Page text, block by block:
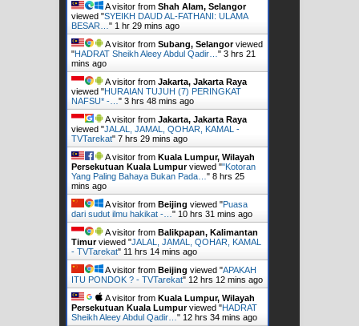
A visitor from Shah Alam, Selangor
viewed "SYEIKH DAUD AL-FATHANI: ULAMA
BESAR… " 1 hr 29 mins ago
A visitor from Subang, Selangorviewed
"HADRAT Sheikh Aleey Abdul Qadir… " 3 hrs 21
mins ago
A visitor from Jakarta, Jakarta Raya
viewed "HURAIAN TUJUH (7) PERINGKAT
NAFSU* -… " 3 hrs 48 mins ago
A visitor from Jakarta, Jakarta Raya
viewed "JALAL, JAMAL, QOHAR, KAMAL -
TVTarekat" 7 hrs 29 mins ago
A visitor from Kuala Lumpur, Wilayah
Persekutuan Kuala Lumpurviewed ""Kotoran
Yang Paling Bahaya Bukan Pada… " 8 hrs 25
mins ago
A visitor from Beijing viewed "Puasa
dari sudut ilmu hakikat -… " 10 hrs 31 mins ago
A visitor from Balikpapan, Kalimantan
Timurviewed "JALAL, JAMAL, QOHAR, KAMAL
- TVTarekat" 11 hrs 14 mins ago
A visitor from Beijing viewed "APAKAH
ITU PONDOK ? - TVTarekat" 12 hrs 12 mins ago
A visitor from Kuala Lumpur, Wilayah
Persekutuan Kuala Lumpurviewed "HADRAT
Sheikh Aleey Abdul Qadir… " 12 hrs 34 mins ago